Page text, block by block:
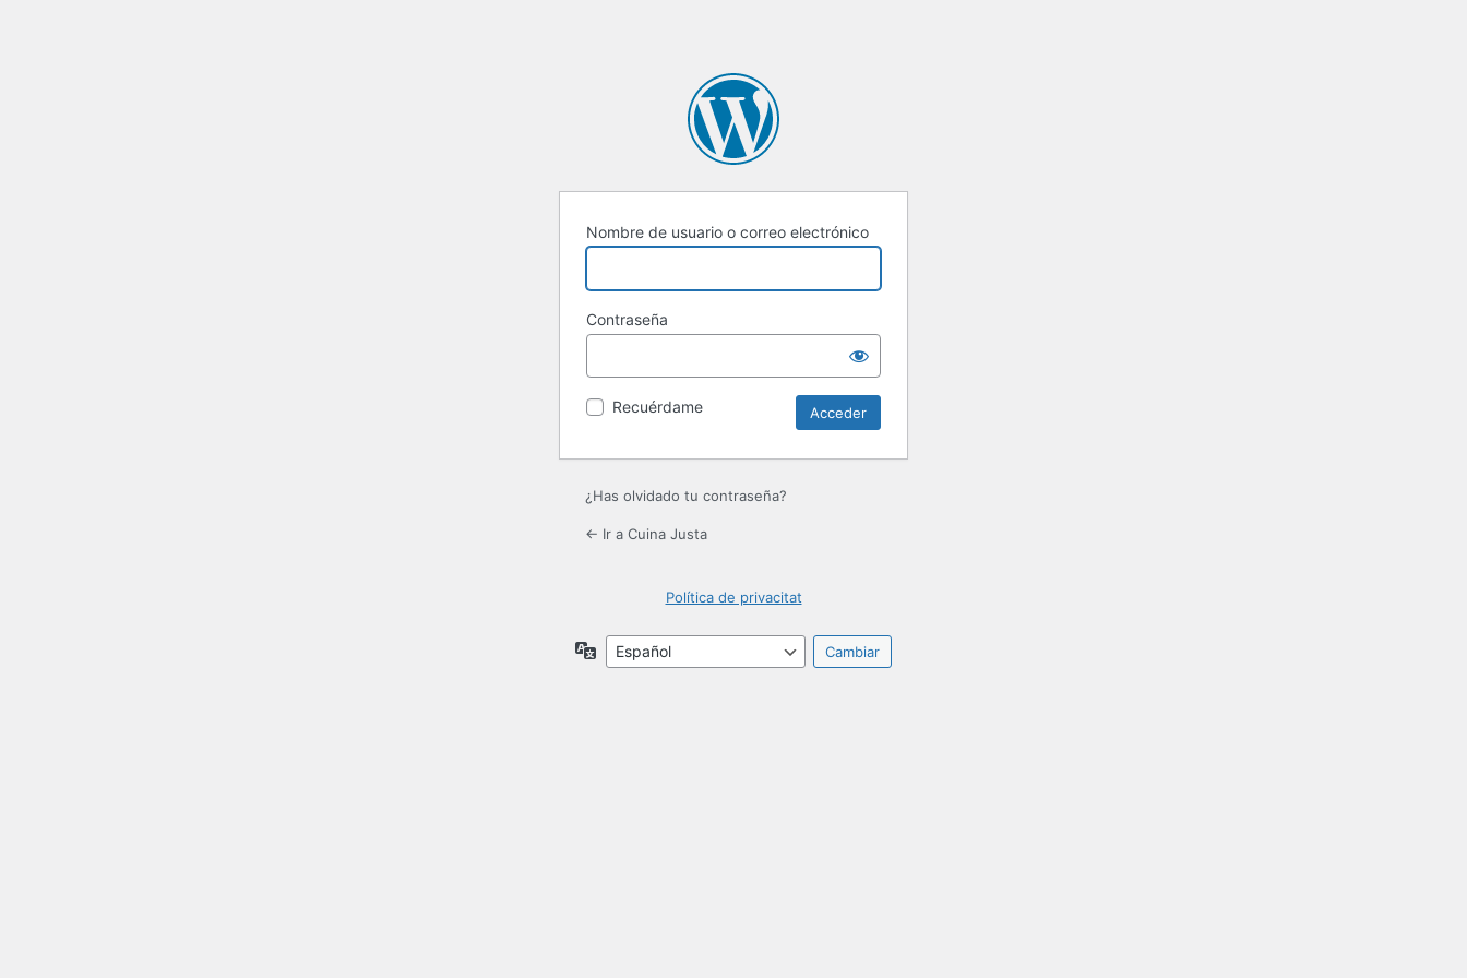
Nombre de usuario o correo electrónico
Contraseña
Recuérdame
¿Has olvidado tu contraseña?
← Ir a Cuina Justa
Política de privacitat
Idioma